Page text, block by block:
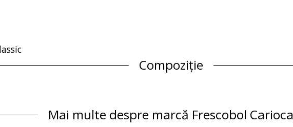
Compoziție
alte accesorii)Mai multe despre marcă Frescobol Carioca